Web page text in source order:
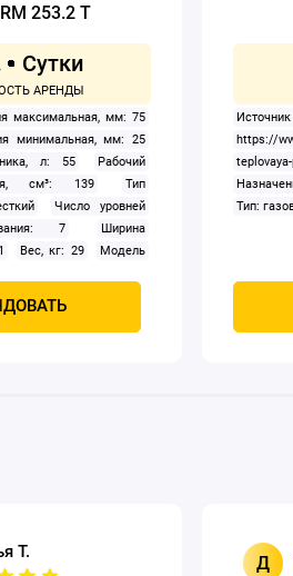
253.2 T
максимальная, мм: 75
минимальная, мм: 25
л: 55
Рабочий
см³: 139
Тип
Число уровней
7
Ширина
Вес, кг: 29
Модель
https://
Тип:
Т.
Д